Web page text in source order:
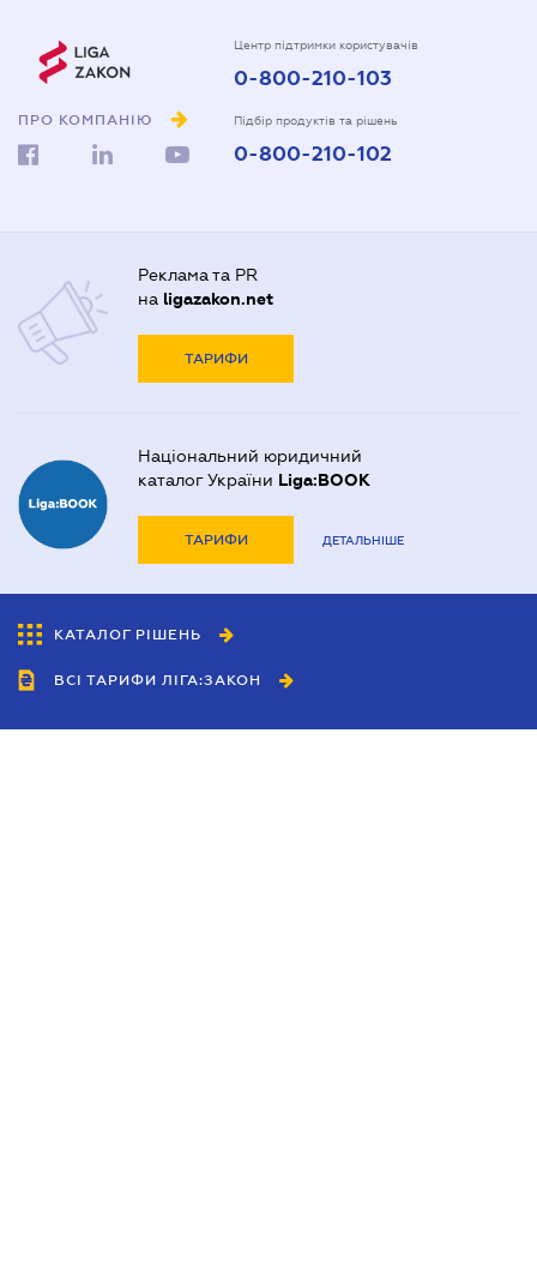
ПРО КОМПАНІЮ
Центр підтримки користувачів
0-800-210-103
Підбір продуктів та рішень
0-800-210-102
Реклама та PR
на ligazakon.net
ТАРИФИ
Національний юридичний
каталог України Liga:BOOK
ТАРИФИ ДЕТАЛЬНІШЕ
КАТАЛОГ РІШЕНЬ
ВСІ ТАРИФИ ЛІГА:ЗАКОН